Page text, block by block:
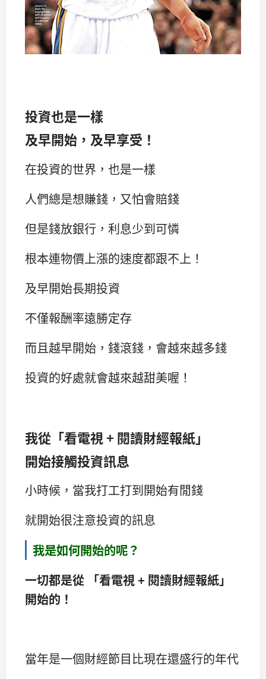
投資也是一樣
及早開始，及早享受！
在投資的世界，也是一樣
人們總是想賺錢，又怕會賠錢
但是錢放銀行，利息少到可憐
根本連物價上漲的速度都跟不上！
及早開始長期投資
不僅報酬率遠勝定存
而且越早開始，錢滾錢，會越來越多錢
投資的好處就會越來越甜美喔！
我從「看電視 + 閱讀財經報紙」
開始接觸投資訊息
小時候，當我打工打到開始有閒錢
就開始很注意投資的訊息
我是如何開始的呢？
一切都是從 「看電視 + 閱讀財經報紙」
開始的！
當年是一個財經節目比現在還盛行的年代